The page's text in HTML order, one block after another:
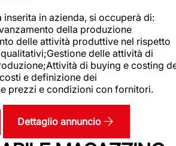
inserita in azienda, si occuperà di:
della produzione
delle attività produttive nel rispetto
delle attività di
di buying e costing
e definizione dei
prezzi e condizioni con fornitori.
Dettaglio annuncio